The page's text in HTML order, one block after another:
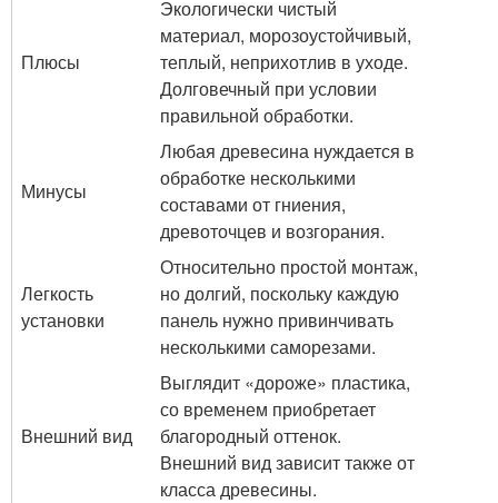
Плюсы
Экологически чистый
материал, морозоустойчивый,
теплый, неприхотлив в уходе.
Долговечный при условии
правильной обработки.
Минусы
Любая древесина нуждается в
обработке несколькими
составами от гниения,
древоточцев и возгорания.
Легкость
установки
Относительно простой монтаж,
но долгий, поскольку каждую
панель нужно привинчивать
несколькими саморезами.
Внешний вид
Выглядит «дороже» пластика,
со временем приобретает
благородный оттенок.
Внешний вид зависит также от
класса древесины.